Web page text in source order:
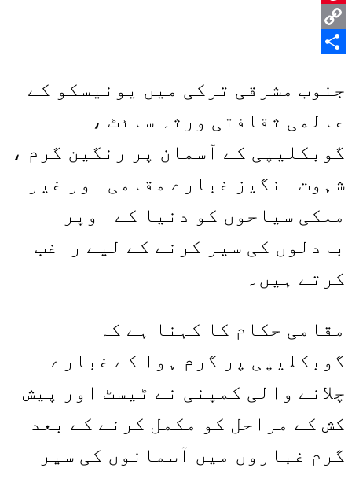
Pinterest
Copy
جنوب مشرقی ترکی میں یونیسکو کے
عالمی ثقافتی ورثہ سائٹ ،
گوبکلیپی کے آسمان پر رنگین گرم ،
شہوت انگیز غبارے مقامی اور غیر
ملکی سیاحوں کو دنیا کے اوپر
بادلوں کی سیر کرنے کے لیے راغب
کرتے ہیں۔
مقامی حکام کا کہنا ہے کہ
گوبکلیپی پر گرم ہوا کے غبارے
چلانے والی کمپنی نے ٹیسٹ اور پیش
کش کے مراحل کو مکمل کرنے کے بعد
گرم غباروں میں آسمانوں کی سیر